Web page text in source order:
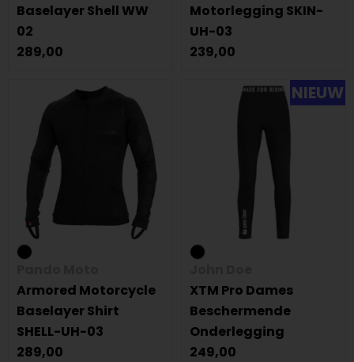
Baselayer Shell WW
02
289,00
Motorlegging SKIN-
UH-03
239,00
Armored Motorcycle
Baselayer Shirt
SHELL-UH-03
289,00
NIEUW
XTM Pro Dames
Beschermende
Onderlegging
249,00